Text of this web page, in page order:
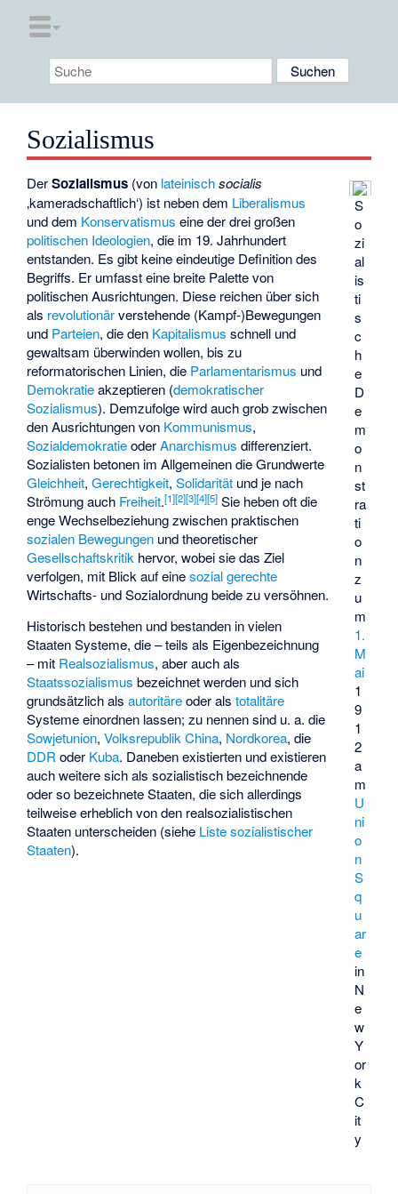
Sozialismus
S
o
zi
al
is
ti
s
c
h
e
D
e
m
o
n
st
ra
ti
o
n
z
u
m
1.
M
ai
1
9
1
2
a
m
U
ni
o
n
S
q
u
ar
e
in
N
e
w
Y
or
k
C
it
y
DerSozialismus (von lateinisch socialis
‚kameradschaftlich‘) ist neben dem Liberalismus
und dem Konservatismus eine der drei großen
politischen Ideologien, die im 19. Jahrhundert
entstanden. Es gibt keine eindeutige Definition des
Begriffs. Er umfasst eine breite Palette von
politischen Ausrichtungen. Diese reichen über sich
als revolutionärverstehende (Kampf-)Bewegungen
und Parteien, die den Kapitalismus schnell und
gewaltsam überwinden wollen, bis zu
reformatorischen Linien, die Parlamentarismus und
Demokratieakzeptieren (demokratischer
Sozialismus). Demzufolge wird auch grob zwischen
den Ausrichtungen von Kommunismus,
SozialdemokratieoderAnarchismus differenziert.
Sozialisten betonen im Allgemeinen die Grundwerte
Gleichheit,Gerechtigkeit,Solidarität und je nach
Strömung auch Freiheit.[1][2][3][4][5] Sie heben oft die
enge Wechselbeziehung zwischen praktischen
sozialen Bewegungen und theoretischer
Gesellschaftskritik hervor, wobei sie das Ziel
verfolgen, mit Blick auf einesozial gerechte
Wirtschafts- und Sozialordnung beide zu versöhnen.
Historisch bestehen und bestanden in vielen
Staaten Systeme, die – teils als Eigenbezeichnung
– mit Realsozialismus, aber auch als
Staatssozialismus bezeichnet werden und sich
grundsätzlich alsautoritäreoder alstotalitäre
Systeme einordnen lassen; zu nennen sind u. a. die
Sowjetunion,Volksrepublik China, Nordkorea, die
DDR oder Kuba. Daneben existierten und existieren
auch weitere sich als sozialistisch bezeichnende
oder so bezeichnete Staaten, die sich allerdings
teilweise erheblich von den realsozialistischen
Staaten unterscheiden (siehe Liste sozialistischer
Staaten).